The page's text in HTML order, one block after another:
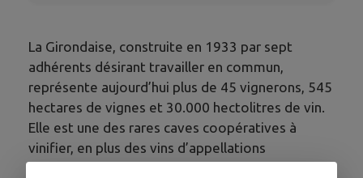
La Girondaise, construite en 1933 par sept
adhérents désirant travailler en commun,
représente aujourd’hui plus de 45 vignerons, 545
hectares de vignes et 30.000 hectolitres de vin.
Elle est une des rares caves coopératives à
vinifier, en plus des vins d’appellations